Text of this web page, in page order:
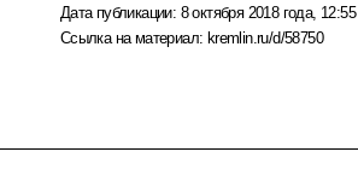
Дата публикации: 8 октября 2018 года, 12:55
Ссылка на материал: kremlin.ru/d/58750